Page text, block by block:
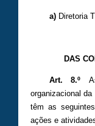
a)Diretoria
DAS
Art. 8.º
organizacional
têm as
ações e